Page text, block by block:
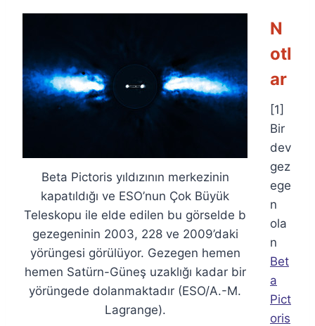
Beta Pictoris yıldızının merkezinin
kapatıldığı ve ESO’nun Çok Büyük
Teleskopu ile elde edilen bu görselde b
gezegeninin 2003, 228 ve 2009’daki
yörüngesi görülüyor. Gezegen hemen
hemen Satürn-Güneş uzaklığı kadar bir
yörüngede dolanmaktadır (ESO/A.-M.
Lagrange).
N
otl
ar
[1]
Bir
dev
gez
ege
n
ola
n
Bet
a
Pict
oris